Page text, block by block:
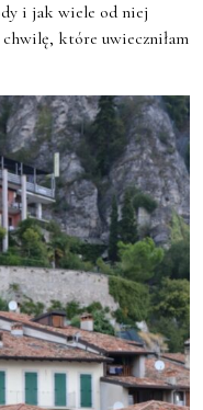
i jak wiele od niej
chwilę, które uwieczniłam